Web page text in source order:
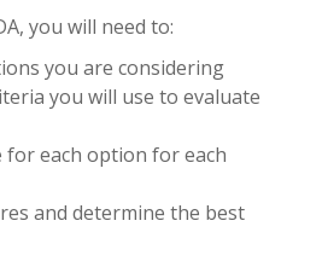
you will need to:
you are considering
you will use to evaluate
for each option for each
and determine the best